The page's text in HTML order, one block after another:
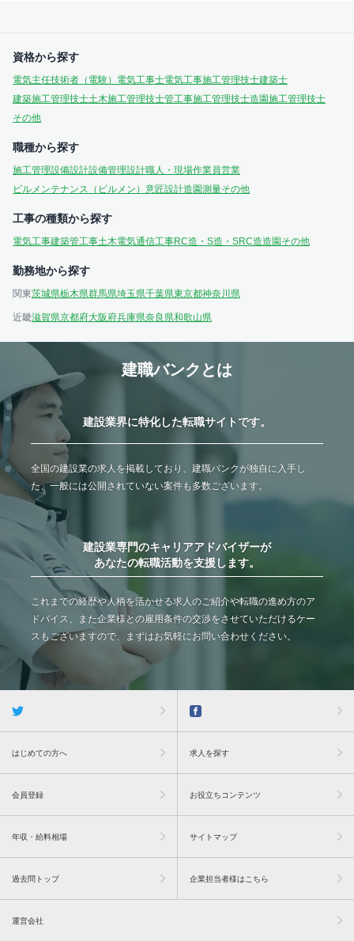
資格から探す
電気主任技術者（電験） 電気工事士電気工事施工管理技士建築士
建築施工管理技士土木施工管理技士管工事施工管理技士造園施工管理技士
その他
職種から探す
施工管理設備設計設備管理設計職人・現場作業員営業
ビルメンテナンス（ビルメン） 意匠設計造園測量その他
工事の種類から探す
電気工事建築管工事土木電気通信工事RC造・S造・SRC造造園 その他
勤務地から探す
関東茨城県栃木県群馬県埼玉県千葉県東京都神奈川県
近畿滋賀県京都府大阪府兵庫県奈良県和歌山県
建職バンクとは
建設業界に特化した転職サイトです。
全国の建設業の求人を掲載しており、建職バンクが独自に入手し
た、一般には公開されていない案件も多数ございます。
建設業専門のキャリアアドバイザーが
あなたの転職活動を支援します。
これまでの経歴や人柄を活かせる求人のご紹介や転職の進め方のア
ドバイス、また企業様との雇用条件の交渉をさせていただけるケー
スもございますので、まずはお気軽にお問い合わせください。
はじめての方へ 求人を探す
会員登録 お役立ちコンテンツ
年収・給料相場 サイトマップ
過去問トップ 企業担当者様はこちら
運営会社